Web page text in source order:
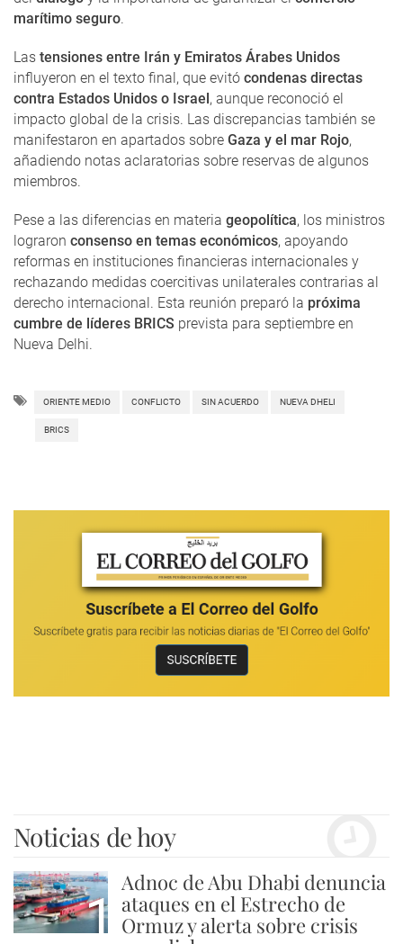
marítimo seguro.
Las tensiones entre Irán y Emiratos Árabes Unidos
influyeron en el texto final, que evitó condenas directas
contra Estados Unidos o Israel, aunque reconoció el
impacto global de la crisis. Las discrepancias también se
manifestaron en apartados sobre Gaza y el mar Rojo,
añadiendo notas aclaratorias sobre reservas de algunos
miembros.
Pese a las diferencias en materia geopolítica, los ministros
lograron consenso en temas económicos, apoyando
reformas en instituciones financieras internacionales y
rechazando medidas coercitivas unilaterales contrarias al
derecho internacional. Esta reunión preparó la próxima
cumbre de líderes BRICS prevista para septiembre en
Nueva Delhi.
ORIENTE MEDIO CONFLICTO SIN ACUERDO NUEVA DHELI
BRICS
Noticias de hoy
1
Adnoc de Abu Dhabi denuncia
ataques en el Estrecho de
Ormuz y alerta sobre crisis